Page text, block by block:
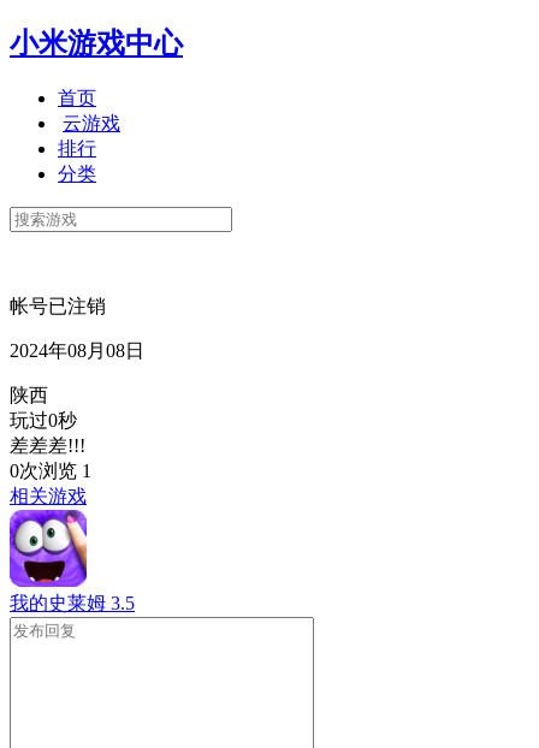
小米游戏中心
首页
云游戏
排行
分类
帐号已注销
2024年08月08日
陕西
玩过0秒
差差差!!!
0次浏览 1
相关游戏
我的史莱姆 3.5